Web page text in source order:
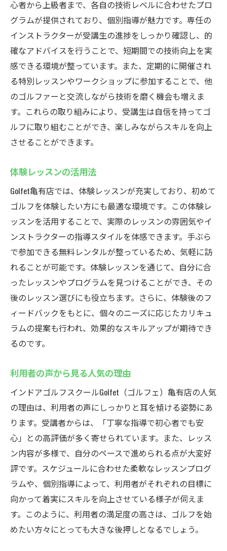
心者から上級者まで、各自の技術レベルに合わせたプロ
グラムが提供されており、個別指導が魅力です。専任の
インストラクターが受講生の進捗をしっかり確認し、的
確なアドバイスを行うことで、短期間での技術向上を実
感できる環境が整っています。また、定期的に開催され
る特別レッスンやワークショップに参加することで、他
のゴルファーと交流しながら技術を磨く機会も増えま
す。これらの取り組みにより、受講生は自信を持ってゴ
ルフに取り組むことができ、楽しみながらスキルを向上
させることができます。
体験レッスンの活用法
Golfet亀有店では、体験レッスンが充実しており、初めて
ゴルフを体験したい方にも最適な環境です。この体験レ
ッスンを活用することで、実際のレッスンの雰囲気やイ
ンストラクターの指導スタイルを体感できます。手ぶら
で参加できる無料レンタルが整っているため、気軽に訪
れることが可能です。体験レッスンを通じて、自分に合
ったレッスンやプログラムを見つけることができ、その
後のレッスン選びにも役立ちます。さらに、体験後のフ
ィードバックをもとに、個々のニーズに応じたカリキュ
ラムの提案も行われ、効果的なスキルアップが期待でき
るのです。
利用者の声から見る人気の理由
インドアゴルフスクールGolfet（ゴルフェ）亀有店の人気
の理由は、利用者の声にしっかりと耳を傾ける姿勢にあ
ります。受講者からは、「丁寧な指導で初心者でも安
心」との高評価が多く寄せられています。また、レッス
ン内容が多様で、自分のペースで進められる点が大変好
評です。スケジュールに合わせた柔軟なレッスンプログ
ラムや、個別指導によって、利用者がそれぞれの目標に
向かって着実にスキルを向上させている様子が伺えま
す。このように、利用者の満足度の高さは、ゴルフを始
めたい方々にとっても大きな後押しとなるでしょう。